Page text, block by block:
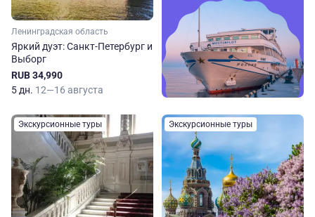
Ленинградская область
Яркий дуэт: Санкт-Петербург и
Выборг
RUB 34,990
5 дн. 12—16 августа
Экскурсионные туры Экскурсионные туры